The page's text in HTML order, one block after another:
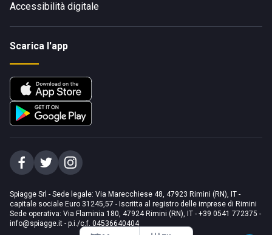
Accessibilità digitale
Scarica l'app
Spiagge Srl - Sede legale: Via Marecchiese 48, 47923 Rimini (RN), IT -
capitale sociale Euro 31245,57 - Iscritta al registro delle imprese di Rimini
Sede operativa: Via Flaminia 180, 47924 Rimini (RN), IT - +39 0541 772375 -
info@spiagge.it - p.i./c.f. 04536640404